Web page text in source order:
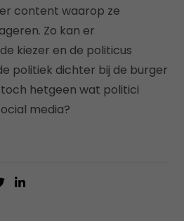
content waarop ze
Zo kan er
kiezer en de politicus
politiek dichter bij de burger
hetgeen wat politici
media?